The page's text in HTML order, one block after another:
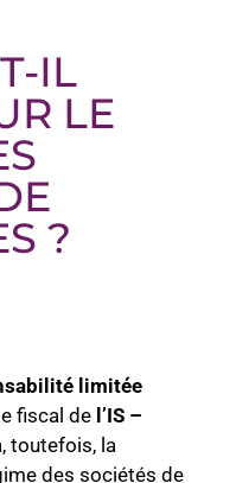
IL
LE
?
limitée
fiscal de l’IS –
toutefois, la
des sociétés de